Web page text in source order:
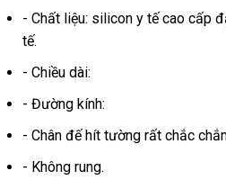
- Chất liệu: silicon y tế cao cấp
tế.
- Chiều dài:
- Đường kính:
- Chân đế hít tường vệ
rất chắc
- Không rung.